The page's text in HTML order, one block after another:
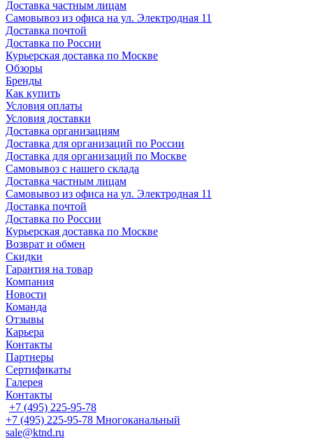
Доставка частным лицам
Самовывоз из офиса на ул. Электродная 11
Доставка почтой
Доставка по России
Курьерская доставка по Москве
Обзоры
Бренды
Как купить
Условия оплаты
Условия доставки
Доставка организациям
Доставка для организаций по России
Доставка для организаций по Москве
Самовывоз с нашего склада
Доставка частным лицам
Самовывоз из офиса на ул. Электродная 11
Доставка почтой
Доставка по России
Курьерская доставка по Москве
Возврат и обмен
Скидки
Гарантия на товар
Компания
Новости
Команда
Отзывы
Карьера
Контакты
Партнеры
Сертификаты
Галерея
Контакты
+7 (495) 225-95-78
+7 (495) 225-95-78 Многоканальный
sale@ktnd.ru